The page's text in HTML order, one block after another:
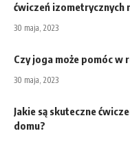
ćwiczeń izometrycznych
30 maja, 2023
Czy joga może pomóc w
30 maja, 2023
Jakie są skuteczne
domu?